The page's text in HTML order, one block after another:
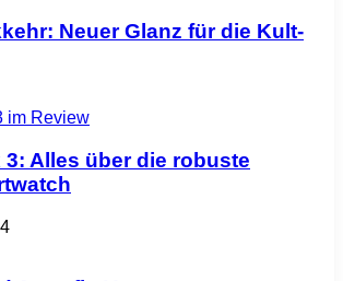
Neuer Glanz für die Kult-
3: Alles über die robuste